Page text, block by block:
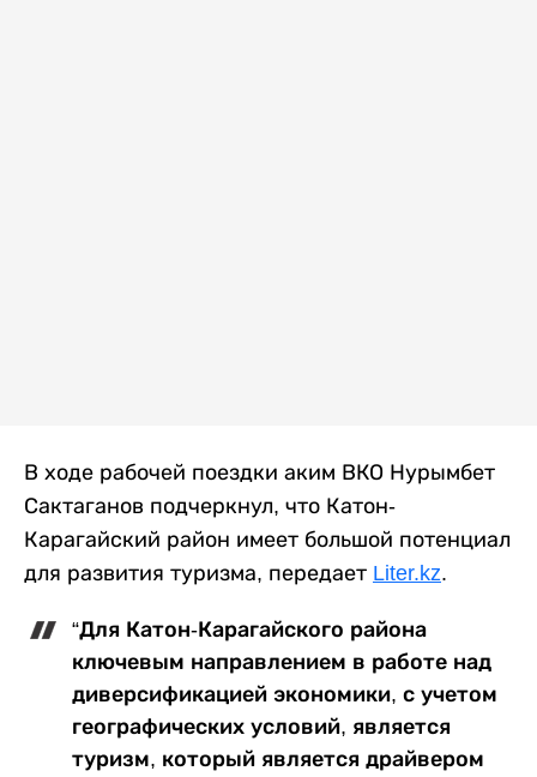
В ходе рабочей поездки аким ВКО Нурымбет
Сактаганов подчеркнул, что Катон-
Карагайский район имеет большой потенциал
для развития туризма, передает Liter.kz.
“Для Катон-Карагайского района
ключевым направлением в работе над
диверсификацией экономики, с учетом
географических условий, является
туризм, который является драйвером